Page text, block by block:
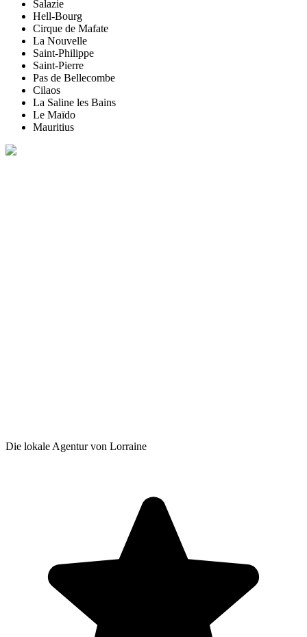
Salazie
Hell-Bourg
Cirque de Mafate
La Nouvelle
Saint-Philippe
Saint-Pierre
Pas de Bellecombe
Cilaos
La Saline les Bains
Le Maïdo
Mauritius
Die lokale Agentur von Lorraine